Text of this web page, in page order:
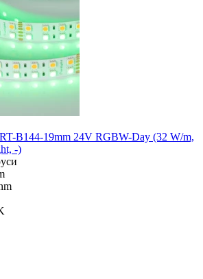
B144-19mm 24V RGBW-Day (32 W/m,
-)